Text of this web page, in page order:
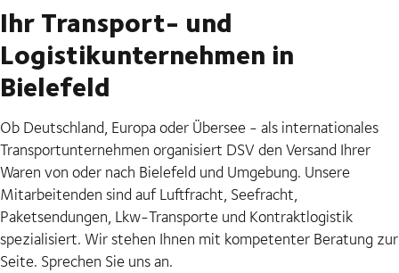
Ihr Transport- und
Logistikunternehmen in
Bielefeld
Ob Deutschland, Europa oder Übersee - als internationales
Transportunternehmen organisiert DSV den Versand Ihrer
Waren von oder nach Bielefeld und Umgebung. Unsere
Mitarbeitenden sind auf Luftfracht, Seefracht,
Paketsendungen, Lkw-Transporte und Kontraktlogistik
spezialisiert. Wir stehen Ihnen mit kompetenter Beratung zur
Seite. Sprechen Sie uns an.